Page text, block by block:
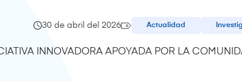
30 de abril del 2026 Actualidad
INNOVADORA APOYADA POR LA